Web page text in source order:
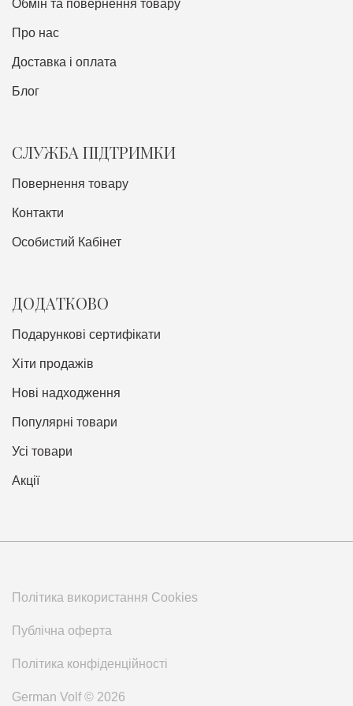
Обмін та повернення товару
Про нас
Доставка i оплата
Блог
СЛУЖБА ПІДТРИМКИ
Повернення товару
Контакти
Особистий Кабінет
ДОДАТКОВО
Подарункові сертифікати
Хіти продажів
Нові надходження
Популярні товари
Усі товари
Акції
German Volf © 2026
Політика використання Cookies
Публічна оферта
Політика конфіденційності